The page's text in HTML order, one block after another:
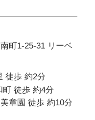
町1-25-31 リーベ
徒歩 約2分
町 徒歩 約4分
章園 徒歩 約10分